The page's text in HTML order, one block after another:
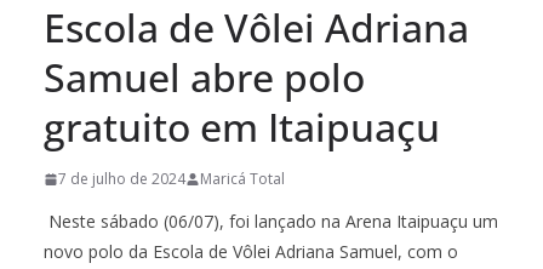
Escola de Vôlei Adriana
Samuel abre polo
gratuito em Itaipuaçu
7 de julho de 2024 Maricá Total
Neste sábado (06/07), foi lançado na Arena Itaipuaçu um
novo polo da Escola de Vôlei Adriana Samuel, com o